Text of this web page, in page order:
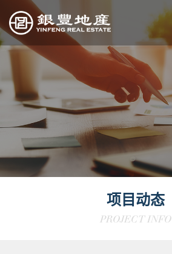
项目动态
PROJECT INFO